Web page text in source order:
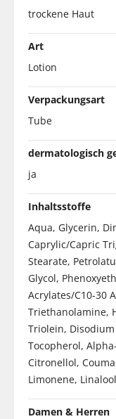
trockene Haut
Art
Lotion
Verpackungsart
Tube
dermatologisch
ja
Inhaltsstoffe
Aqua, Glycerin,
Caprylic/Capric
Stearate,
Glycol,
Acrylates/C10-30
Triethanolamine,
Triolein, Disodium
Tocopherol,
Citronellol,
Limonene,
Damen & Herren